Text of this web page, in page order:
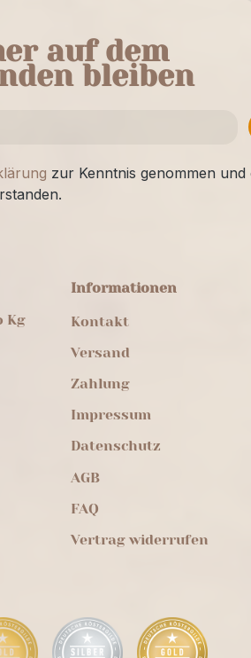
auf dem
bleiben
zur Kenntnis genommen
Kg
Informationen
Kontakt
Versand
Zahlung
Impressum
Datenschutz
AGB
FAQ
Vertrag widerrufen